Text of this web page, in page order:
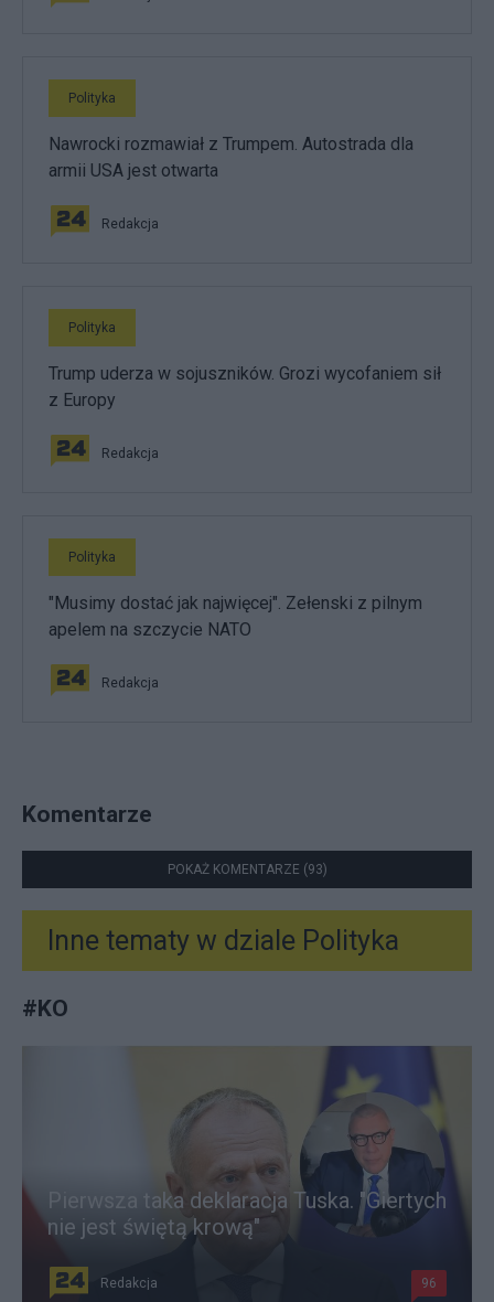
Polityka
Nawrocki rozmawiał z Trumpem. Autostrada dla
armii USA jest otwarta
Redakcja
Polityka
Trump uderza w sojuszników. Grozi wycofaniem sił
z Europy
Redakcja
Polityka
"Musimy dostać jak najwięcej". Zełenski z pilnym
apelem na szczycie NATO
Redakcja
Komentarze
POKAŻ KOMENTARZE (93)
Inne tematy w dziale Polityka
#KO
Pierwsza taka deklaracja Tuska. "Giertych
nie jest świętą krową"
Redakcja 96